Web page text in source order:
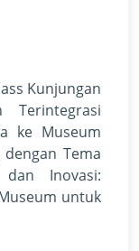
Kunjungan
Terintegrasi
ke Museum
Tema
dan Inovasi:
untuk